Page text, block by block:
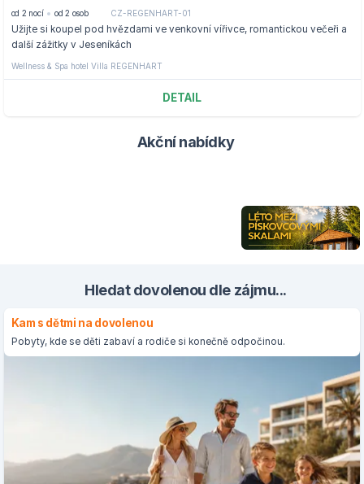
od 2 nocí od 2 osob CZ-REGENHART-01
Užijte si koupel pod hvězdami ve venkovní vířivce, romantickou večeři a
další zážitky v Jeseníkách
Wellness & Spa hotel Villa REGENHART
DETAIL
Akční nabídky
Hledat dovolenou dle zájmu...
Kam s dětmi na dovolenou
Pobyty, kde se děti zabaví a rodiče si konečně odpočinou.